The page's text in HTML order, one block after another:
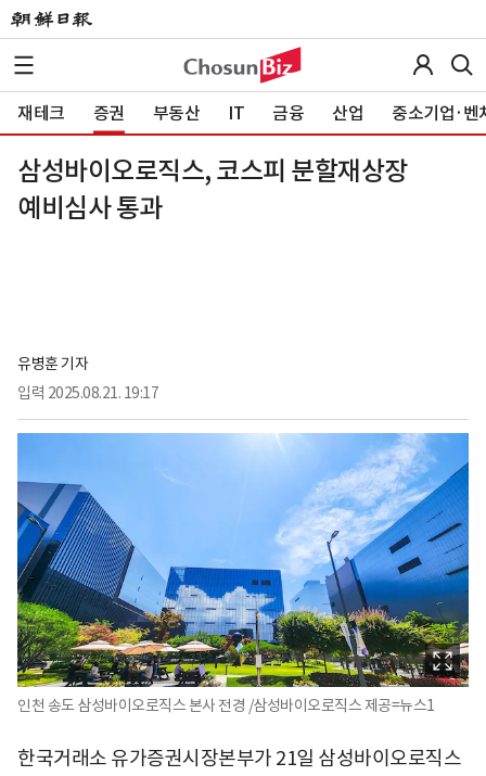
재테크 증권 부동산 IT 금융 산업 중소기업·벤
삼성바이오로직스, 코스피 분할재상장
예비심사 통과
유병훈 기자
입력 2025.08.21. 19:17
인천 송도 삼성바이오로직스 본사 전경 /삼성바이오로직스 제공=뉴스1
한국거래소 유가증권시장본부가 21일 삼성바이오로직스